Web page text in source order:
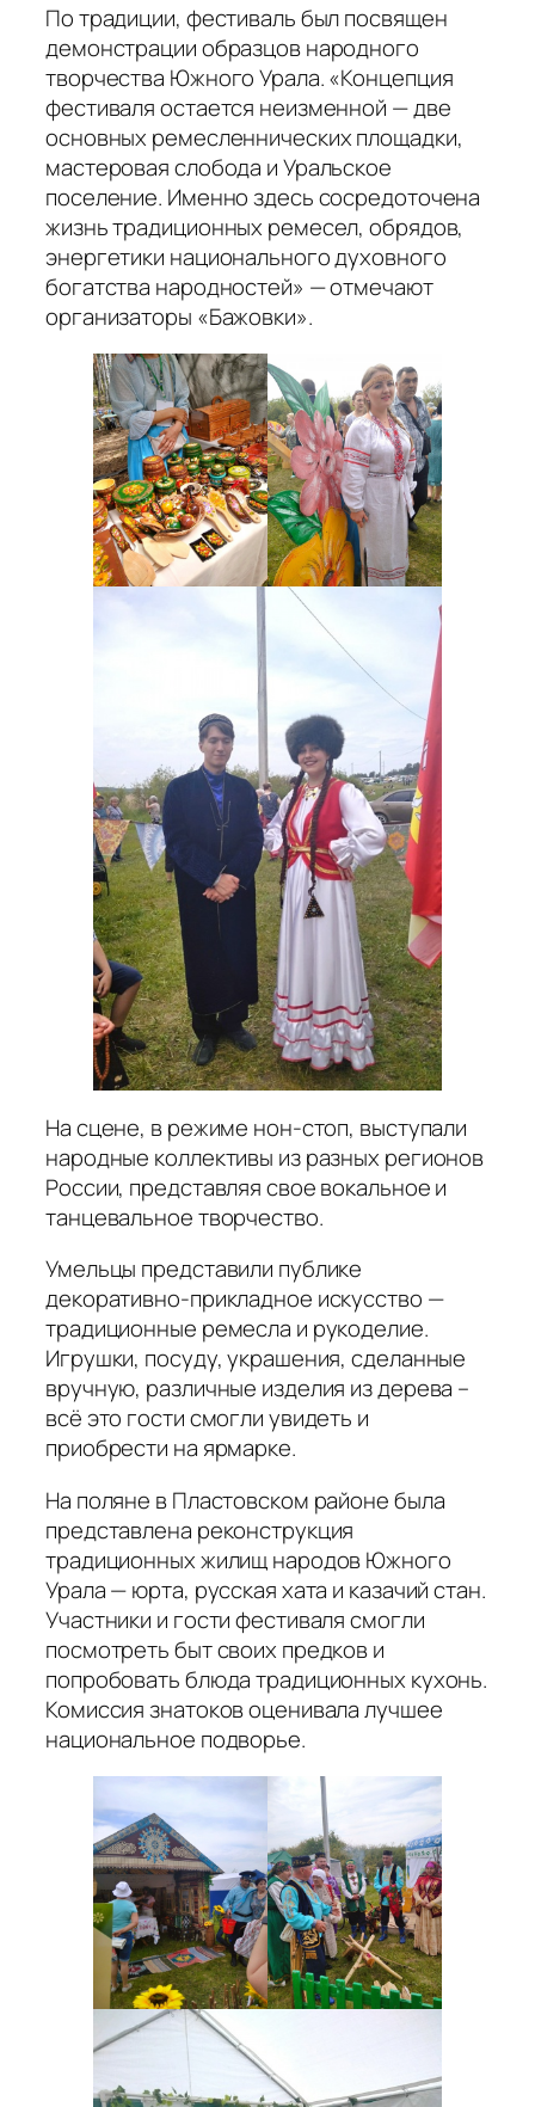
По традиции, фестиваль был посвящен
демонстрации образцов народного
творчества Южного Урала. «Концепция
фестиваля остается неизменной — две
основных ремесленнических площадки,
мастеровая слобода и Уральское
поселение. Именно здесь сосредоточена
жизнь традиционных ремесел, обрядов,
энергетики национального духовного
богатства народностей» — отмечают
организаторы «Бажовки».
На сцене, в режиме нон-стоп, выступали
народные коллективы из разных регионов
России, представляя свое вокальное и
танцевальное творчество.
Умельцы представили публике
декоративно-прикладное искусство —
традиционные ремесла и рукоделие.
Игрушки, посуду, украшения, сделанные
вручную, различные изделия из дерева –
всё это гости смогли увидеть и
приобрести на ярмарке.
На поляне в Пластовском районе была
представлена реконструкция
традиционных жилищ народов Южного
Урала — юрта, русская хата и казачий стан.
Участники и гости фестиваля смогли
посмотреть быт своих предков и
попробовать блюда традиционных кухонь.
Комиссия знатоков оценивала лучшее
национальное подворье.